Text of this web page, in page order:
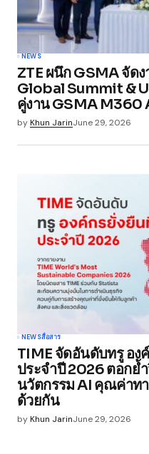
NEWS
ZTE ผนึก GSMA จัด
Global Summit &
คู่งาน GSMA M360
byKhun JarinJune 29, 2026
NEWSสื่อสาร
TIME จัดอันดับทรู อง
ประจำปี 2026 ตอกย้
นวัตกรรม AI คุณค่าท
ด้วยกัน
byKhun JarinJune 29, 2026